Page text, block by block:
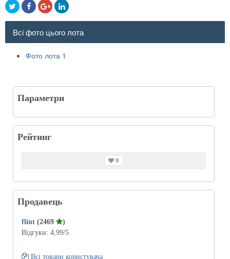
Всі фото цього лота
Фото лота 1
Параметри
Рейтинг
0
Продавець
flint (2469
)
Відгуки: 4,99/5
Всі товари користувача